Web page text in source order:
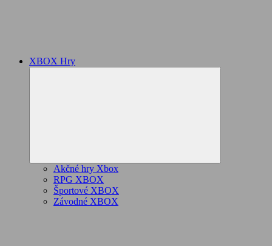
XBOX Hry
Akčné hry Xbox
RPG XBOX
Športové XBOX
Závodné XBOX